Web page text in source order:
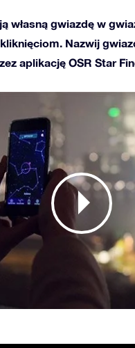
własną gwiazdę w
Nazwij
aplikację OSR Star